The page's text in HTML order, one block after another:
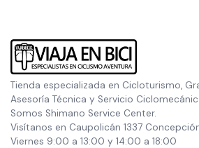
Tienda especializada en Cicloturismo,
Asesoría Técnica y Servicio
Somos Shimano Service Center.
Visítanos en Caupolicán 1337
Viernes 9:00 a 13:00 y 14:00 a 18:00